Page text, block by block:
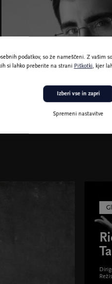
Kahi Solomnišvili, foto D. Tchalidze
podatkov, so že nameščeni. Z
si lahko preberite na strani Piškotki, kjer
Spremeni nastavitve
Izberi vse in zapri